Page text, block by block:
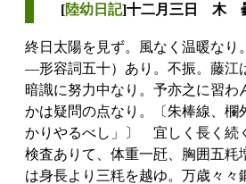
[陸幼日記]十二月三日 木
終日太陽を見ず。風なく温暖なり
―形容詞五十）あり。不振。藤江
暗識に努力中なり。予亦之に習わ
かは疑問の点なり。〔朱棒線、欄
かりやるべし」〕 宜しく長く続
検査ありて、体重一瓩、胸囲五粍
は身長より三粍を越ゆ。万歳々々